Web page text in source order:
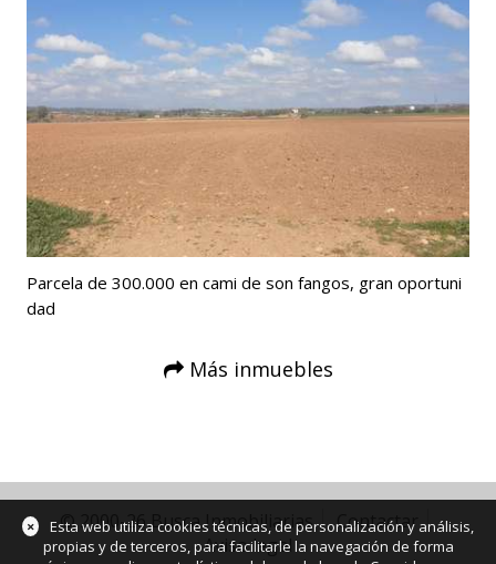
Parcela de 300.000 en cami de son fangos, gran oportuni
dad
Más inmuebles
© 2000-26 Busca Inmobiliarias
Contactar
Aviso legal
×
Esta web utiliza cookies técnicas, de personalización y análisis,
propias y de terceros, para facilitarle la navegación de forma